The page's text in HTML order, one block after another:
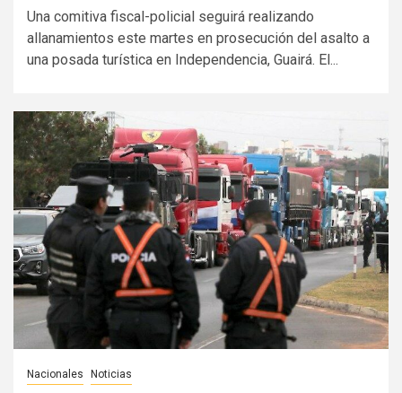
Una comitiva fiscal-policial seguirá realizando
allanamientos este martes en prosecución del asalto a
una posada turística en Independencia, Guairá. El...
Nacionales Noticias